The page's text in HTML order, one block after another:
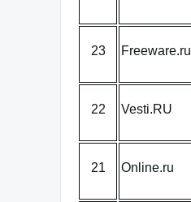
23 Freeware.ru
22 Vesti.RU
21 Online.ru